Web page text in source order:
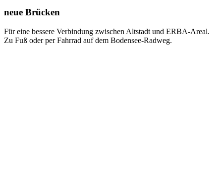
neue Brücken
Für eine bessere Verbindung zwischen Altstadt und ERBA-Areal.
Zu Fuß oder per Fahrrad auf dem Bodensee-Radweg.